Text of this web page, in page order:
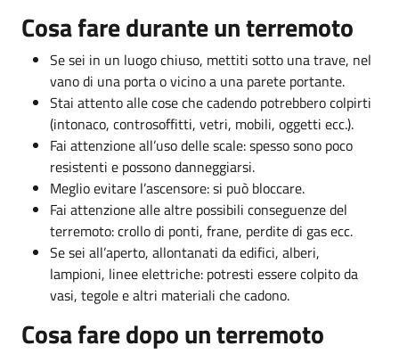
Cosa fare durante un terremoto
Se sei in un luogo chiuso, mettiti sotto una trave, nel
vano di una porta o vicino a una parete portante.
Stai attento alle cose che cadendo potrebbero colpirti
(intonaco, controsoffitti, vetri, mobili, oggetti ecc.).
Fai attenzione all’uso delle scale: spesso sono poco
resistenti e possono danneggiarsi.
Meglio evitare l’ascensore: si può bloccare.
Fai attenzione alle altre possibili conseguenze del
terremoto: crollo di ponti, frane, perdite di gas ecc.
Se sei all’aperto, allontanati da edifici, alberi,
lampioni, linee elettriche: potresti essere colpito da
vasi, tegole e altri materiali che cadono.
Cosa fare dopo un terremoto